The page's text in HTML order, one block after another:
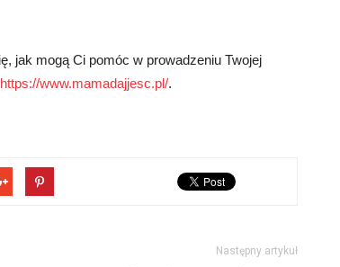
jak mogą Ci pomóc w prowadzeniu Twojej
https://www.mamadajjesc.pl/.
Następny artykuł